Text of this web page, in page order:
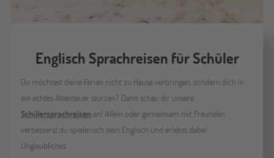
Englisch Sprachreisen für Schüler
Du möchtest deine Ferien nicht zu Hause verbringen, sondern dich in
ein echtes Abenteuer stürzen? Dann schau dir unsere
Schülersprachreisenan! Allein oder gemeinsam mit Freunden
verbesserst du spielerisch dein Englisch und erlebst dabei
Unglaubliches.